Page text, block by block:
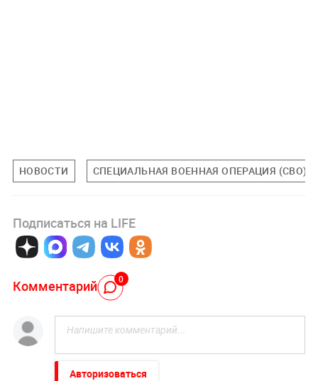
НОВОСТИ СПЕЦИАЛЬНАЯ ВОЕННАЯ ОПЕРАЦИЯ (СВО)
Подписаться на LIFE
Комментарий 0
Авторизоваться